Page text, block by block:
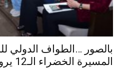
بالصور …الطواف الدولي
المسيرة الخضراء الـ12 يروم التعريف بالقضايا...